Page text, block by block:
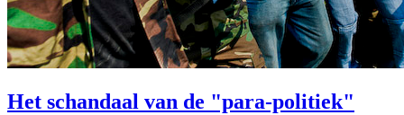
Het schandaal van de "para-politiek"